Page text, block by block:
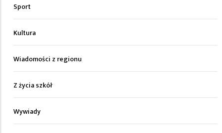
Sport
Kultura
Wiadomości z regionu
Z życia szkół
Wywiady